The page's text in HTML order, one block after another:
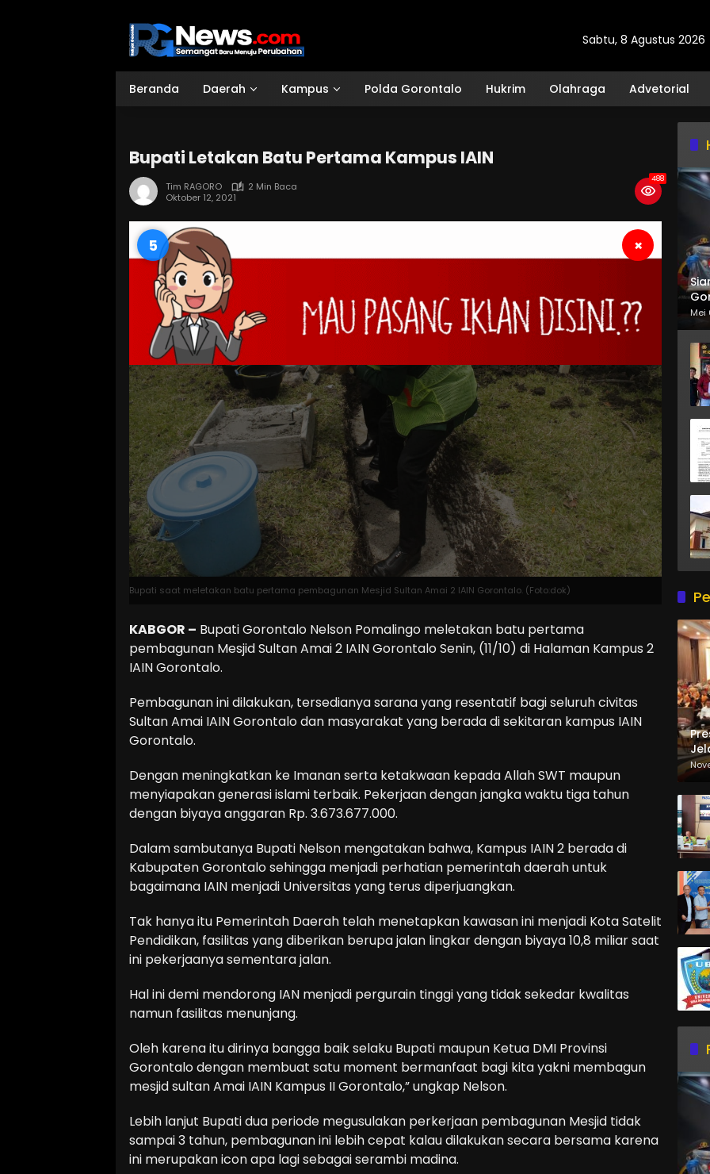
Sabtu, 8 Agustus 2026
Beranda Daerah Kampus Polda Gorontalo Hukrim Olahraga Advetorial
Bupati Letakan Batu Pertama Kampus IAIN
Tim RAGORO
2 Min Baca
Oktober 12, 2021
488
4 ×
Bupati saat meletakan batu pertama pembagunan Mesjid Sultan Amai 2 IAIN Gorontalo. (Foto:dok)
KABGOR – Bupati Gorontalo Nelson Pomalingo meletakan batu pertama
pembagunan Mesjid Sultan Amai 2 IAIN Gorontalo Senin, (11/10) di Halaman Kampus 2
IAIN Gorontalo.
Pembagunan ini dilakukan, tersedianya sarana yang resentatif bagi seluruh civitas
Sultan Amai IAIN Gorontalo dan masyarakat yang berada di sekitaran kampus IAIN
Gorontalo.
Dengan meningkatkan ke Imanan serta ketakwaan kepada Allah SWT maupun
menyiapakan generasi islami terbaik. Pekerjaan dengan jangka waktu tiga tahun
dengan biyaya anggaran Rp. 3.673.677.000.
Dalam sambutanya Bupati Nelson mengatakan bahwa, Kampus IAIN 2 berada di
Kabupaten Gorontalo sehingga menjadi perhatian pemerintah daerah untuk
bagaimana IAIN menjadi Universitas yang terus diperjuangkan.
Tak hanya itu Pemerintah Daerah telah menetapkan kawasan ini menjadi Kota Satelit
Pendidikan, fasilitas yang diberikan berupa jalan lingkar dengan biyaya 10,8 miliar saat
ini pekerjaanya sementara jalan.
Hal ini demi mendorong IAN menjadi pergurain tinggi yang tidak sekedar kwalitas
namun fasilitas menunjang.
Oleh karena itu dirinya bangga baik selaku Bupati maupun Ketua DMI Provinsi
Gorontalo dengan membuat satu moment bermanfaat bagi kita yakni membagun
mesjid sultan Amai IAIN Kampus II Gorontalo,” ungkap Nelson.
Lebih lanjut Bupati dua periode megusulakan perkerjaan pembagunan Mesjid tidak
sampai 3 tahun, pembagunan ini lebih cepat kalau dilakukan secara bersama karena
ini merupakan icon apa lagi sebagai serambi madina.
Mei